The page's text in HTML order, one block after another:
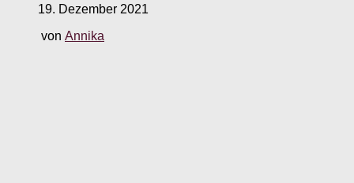
19. Dezember 2021
von Annika